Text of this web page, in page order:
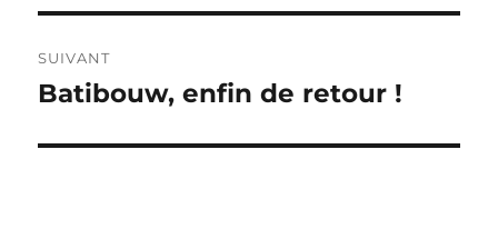
SUIVANT
Publication
Batibouw, enfin de retour !